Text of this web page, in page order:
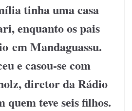
tinha uma casa
enquanto os pais
em Mandaguassu.
e casou-se com
diretor da Rádio
quem teve seis filhos.